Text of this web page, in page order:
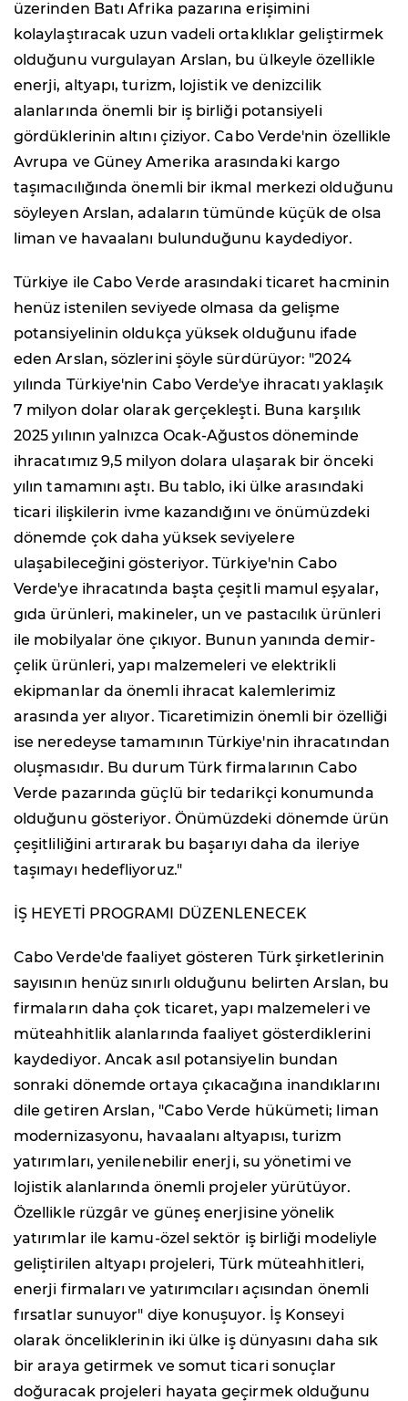
üzerinden Batı Afrika pazarına erişimini
kolaylaştıracak uzun vadeli ortaklıklar geliştirmek
olduğunu vurgulayan Arslan, bu ülkeyle özellikle
enerji, altyapı, turizm, lojistik ve denizcilik
alanlarında önemli bir iş birliği potansiyeli
gördüklerinin altını çiziyor. Cabo Verde'nin özellikle
Avrupa ve Güney Amerika arasındaki kargo
taşımacılığında önemli bir ikmal merkezi olduğunu
söyleyen Arslan, adaların tümünde küçük de olsa
liman ve havaalanı bulunduğunu kaydediyor.
Türkiye ile Cabo Verde arasındaki ticaret hacminin
henüz istenilen seviyede olmasa da gelişme
potansiyelinin oldukça yüksek olduğunu ifade
eden Arslan, sözlerini şöyle sürdürüyor: "2024
yılında Türkiye'nin Cabo Verde'ye ihracatı yaklaşık
7 milyon dolar olarak gerçekleşti. Buna karşılık
2025 yılının yalnızca Ocak-Ağustos döneminde
ihracatımız 9,5 milyon dolara ulaşarak bir önceki
yılın tamamını aştı. Bu tablo, iki ülke arasındaki
ticari ilişkilerin ivme kazandığını ve önümüzdeki
dönemde çok daha yüksek seviyelere
ulaşabileceğini gösteriyor. Türkiye'nin Cabo
Verde'ye ihracatında başta çeşitli mamul eşyalar,
gıda ürünleri, makineler, un ve pastacılık ürünleri
ile mobilyalar öne çıkıyor. Bunun yanında demir-
çelik ürünleri, yapı malzemeleri ve elektrikli
ekipmanlar da önemli ihracat kalemlerimiz
arasında yer alıyor. Ticaretimizin önemli bir özelliği
ise neredeyse tamamının Türkiye'nin ihracatından
oluşmasıdır. Bu durum Türk firmalarının Cabo
Verde pazarında güçlü bir tedarikçi konumunda
olduğunu gösteriyor. Önümüzdeki dönemde ürün
çeşitliliğini artırarak bu başarıyı daha da ileriye
taşımayı hedefliyoruz."
İŞ HEYETİ PROGRAMI DÜZENLENECEK
Cabo Verde'de faaliyet gösteren Türk şirketlerinin
sayısının henüz sınırlı olduğunu belirten Arslan, bu
firmaların daha çok ticaret, yapı malzemeleri ve
müteahhitlik alanlarında faaliyet gösterdiklerini
kaydediyor. Ancak asıl potansiyelin bundan
sonraki dönemde ortaya çıkacağına inandıklarını
dile getiren Arslan, "Cabo Verde hükümeti; liman
modernizasyonu, havaalanı altyapısı, turizm
yatırımları, yenilenebilir enerji, su yönetimi ve
lojistik alanlarında önemli projeler yürütüyor.
Özellikle rüzgâr ve güneş enerjisine yönelik
yatırımlar ile kamu-özel sektör iş birliği modeliyle
geliştirilen altyapı projeleri, Türk müteahhitleri,
enerji firmaları ve yatırımcıları açısından önemli
fırsatlar sunuyor" diye konuşuyor. İş Konseyi
olarak önceliklerinin iki ülke iş dünyasını daha sık
bir araya getirmek ve somut ticari sonuçlar
doğuracak projeleri hayata geçirmek olduğunu